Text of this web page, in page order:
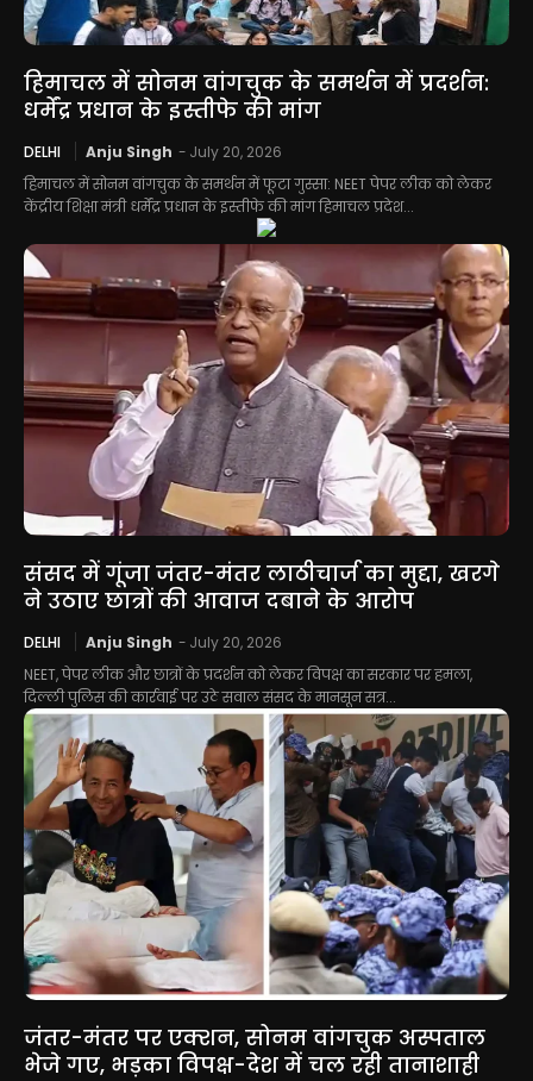
हिमाचल में सोनम वांगचुक के समर्थन में प्रदर्शन:
धर्मेंद्र प्रधान के इस्तीफे की मांग
DELHI Anju Singh - July 20, 2026
हिमाचल में सोनम वांगचुक के समर्थन में फूटा गुस्सा: NEET पेपर लीक को लेकर
केंद्रीय शिक्षा मंत्री धर्मेंद्र प्रधान के इस्तीफे की मांग हिमाचल प्रदेश...
संसद में गूंजा जंतर-मंतर लाठीचार्ज का मुद्दा, खरगे
ने उठाए छात्रों की आवाज दबाने के आरोप
DELHI Anju Singh - July 20, 2026
NEET, पेपर लीक और छात्रों के प्रदर्शन को लेकर विपक्ष का सरकार पर हमला,
दिल्ली पुलिस की कार्रवाई पर उठे सवाल संसद के मानसून सत्र...
जंतर-मंतर पर एक्शन, सोनम वांगचुक अस्पताल
भेजे गए, भड़का विपक्ष-देश में चल रही तानाशाही